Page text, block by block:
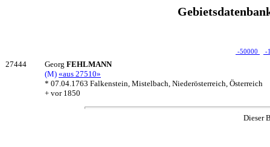
-50000 -
27444 Georg FEHLMANN
(M) «aus 27510»
* 07.04.1763 Falkenstein, Mistelbach, Niederösterreich, Österreich
+ vor 1850
Dieser